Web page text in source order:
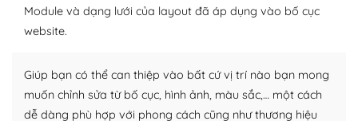
Plugin mở rộng là thành phần cài đặt thêm vào
WordPress để tăng thêm các tính năng cần thiết. Có
Nhờ lượng người dùng đông đảo, thư viện themes và
plugin của WordPress rất phong phú. Bạn có thể thỏa
Module và dạng lưới của layout đã áp dụng vào bố cục
website.
Giúp bạn có thể can thiệp vào bất cứ vị trí nào bạn mong
muốn chỉnh sửa từ bố cục, hình ảnh, màu sắc,… một cách
dễ dàng phù hợp với phong cách cũng như thương hiệu